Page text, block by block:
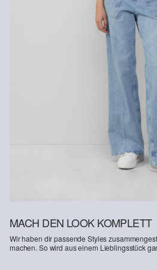
MACH DEN LOOK KOMPLETT
Wir haben dir passende Styles
machen. So wird aus einem Lieblingsstück